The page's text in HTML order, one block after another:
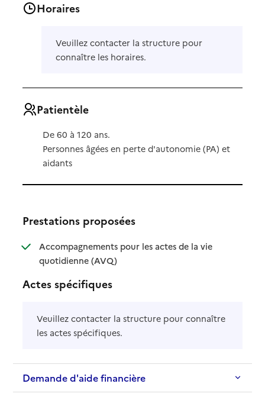
Horaires
Veuillez contacter la structure pour
connaître les horaires.
Patientèle
De 60 à 120 ans.
Personnes âgées en perte d'autonomie (PA) et
aidants
Prestations proposées
Accompagnements pour les actes de la vie
quotidienne (AVQ): disponible
: non disponible
Actes spécifiques
Veuillez contacter la structure pour connaître
les actes spécifiques.
Demande d'aide financière